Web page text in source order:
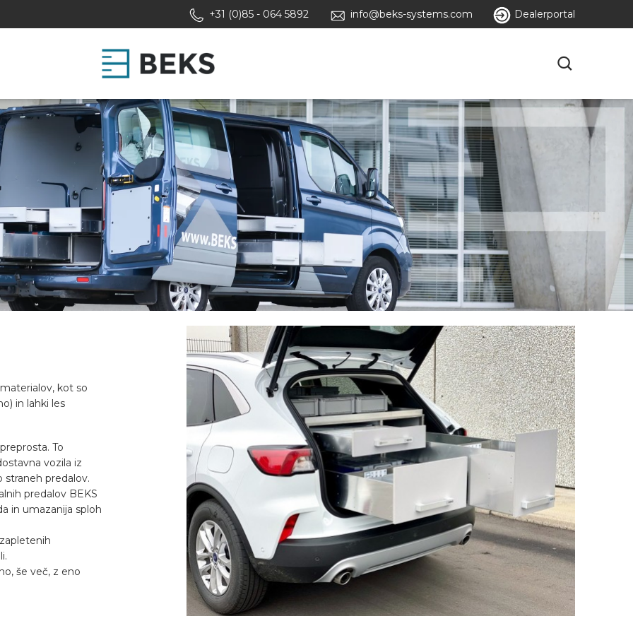
+31 (0)85 - 064 5892 info@beks-systems.com Dealerportal
kot so
in lahki les
To
vozila iz
straneh predalov.
predalov BEKS
in umazanija sploh
še več, z eno